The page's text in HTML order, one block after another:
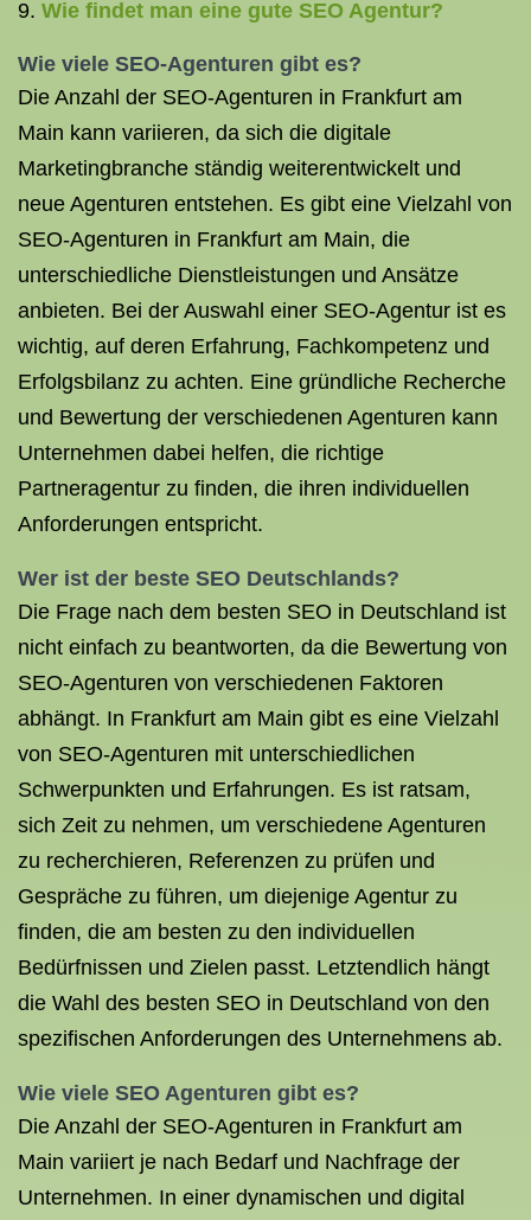
Wie findet man eine gute SEO Agentur?
Wie viele SEO-Agenturen gibt es?
Die Anzahl der SEO-Agenturen in Frankfurt am
Main kann variieren, da sich die digitale
Marketingbranche ständig weiterentwickelt und
neue Agenturen entstehen. Es gibt eine Vielzahl von
SEO-Agenturen in Frankfurt am Main, die
unterschiedliche Dienstleistungen und Ansätze
anbieten. Bei der Auswahl einer SEO-Agentur ist es
wichtig, auf deren Erfahrung, Fachkompetenz und
Erfolgsbilanz zu achten. Eine gründliche Recherche
und Bewertung der verschiedenen Agenturen kann
Unternehmen dabei helfen, die richtige
Partneragentur zu finden, die ihren individuellen
Anforderungen entspricht.
Wer ist der beste SEO Deutschlands?
Die Frage nach dem besten SEO in Deutschland ist
nicht einfach zu beantworten, da die Bewertung von
SEO-Agenturen von verschiedenen Faktoren
abhängt. In Frankfurt am Main gibt es eine Vielzahl
von SEO-Agenturen mit unterschiedlichen
Schwerpunkten und Erfahrungen. Es ist ratsam,
sich Zeit zu nehmen, um verschiedene Agenturen
zu recherchieren, Referenzen zu prüfen und
Gespräche zu führen, um diejenige Agentur zu
finden, die am besten zu den individuellen
Bedürfnissen und Zielen passt. Letztendlich hängt
die Wahl des besten SEO in Deutschland von den
spezifischen Anforderungen des Unternehmens ab.
Wie viele SEO Agenturen gibt es?
Die Anzahl der SEO-Agenturen in Frankfurt am
Main variiert je nach Bedarf und Nachfrage der
Unternehmen. In einer dynamischen und digital